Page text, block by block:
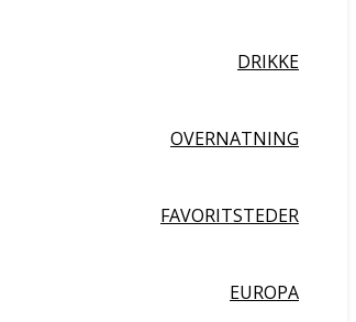
DRIKKE
OVERNATNING
FAVORITSTEDER
EUROPA